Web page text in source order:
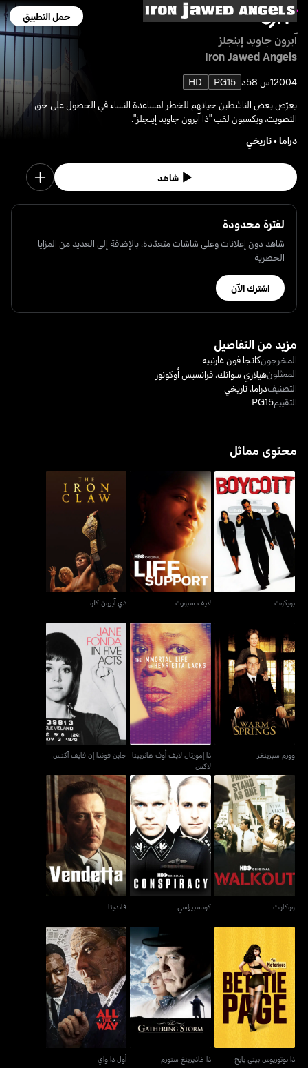
حمل التطبيق
آيرون جاويد إينجلز
Iron Jawed Angels
20041س 58د PG15
HD
يعرّض بعض الناشطين حياتهم للخطر لمساعدة النساء في الحصول على حق
التصويت، ويكسبون لقب "ذا آيرون جاويد إينجلز".
دراما•تاريخي
شاهد
لفترة محدودة
شاهد دون إعلانات وعلى شاشات متعدّدة، بالإضافة إلى العديد من المزايا
الحصرية
اشترك الآن
مزيد من التفاصيل
المخرجونكاتجا فون غارنييه
الممثلونهيلاري سوانك،فرانسيس أوكونور
التصنيفدراما،تاريخي
التقييمPG15
محتوى مماثل
بويكوت
بويكوت
لايف سبورت
لايف سبورت
ذي آيرون كلو
ذي آيرون كلو
وورم سبرينغز
وورم سبرينغز
ذا إمورتال لايف أوف هانرييتا
لاكس
ذا إمورتال لايف أوف هانرييتا
لاكس
جاين فوندا إن فايف آكتس
جاين فوندا إن فايف آكتس
ووكاوت
ووكاوت
كونسبيراسي
كونسبيراسي
فانديتا
فانديتا
ذا نوتوريوس بيتي بايج
ذا نوتوريوس بيتي بايج
ذا غاذيرينغ ستورم
ذا غاذيرينغ ستورم
أول ذا واي
أول ذا واي